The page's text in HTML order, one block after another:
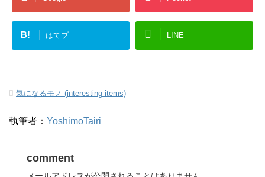
B! はてブ LINE
-気になるモノ (interesting items)
執筆者： YoshimoTairi
comment